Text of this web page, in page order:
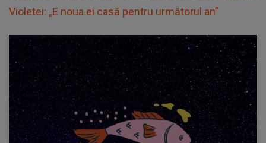
Violetei: „E noua ei casă pentru următorul an”